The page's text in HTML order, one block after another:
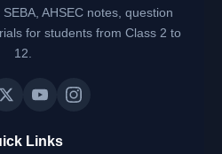
AHSEC notes, question
for students from Class 2 to
12.
Links